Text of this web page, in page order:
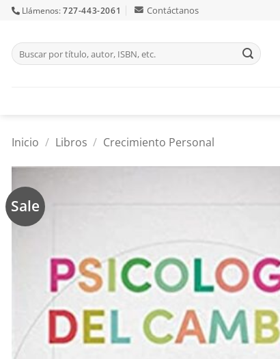
Skip
content
Llámenos:727-443-2061 Contáctanos
Buscar
por:
Inicio / Libros / Crecimiento Personal
Sale